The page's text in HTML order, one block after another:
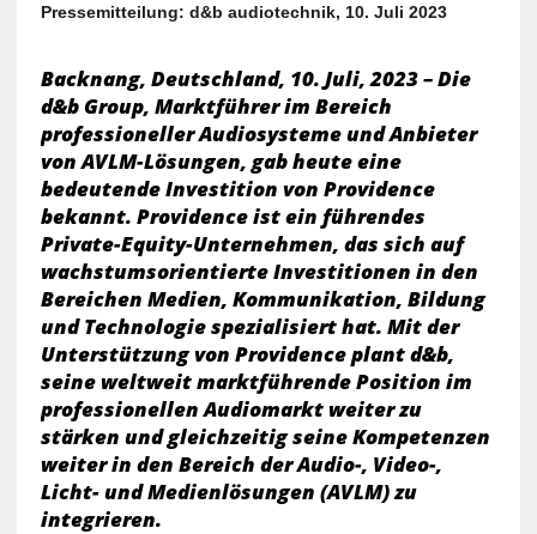
Pressemitteilung: d&b audiotechnik, 10. Juli 2023
Backnang, Deutschland, 10. Juli, 2023 – Die
d&b Group, Marktführer im Bereich
professioneller Audiosysteme und Anbieter
von AVLM-Lösungen, gab heute eine
bedeutende Investition von Providence
bekannt. Providence ist ein führendes
Private-Equity-Unternehmen, das sich auf
wachstumsorientierte Investitionen in den
Bereichen Medien, Kommunikation, Bildung
und Technologie spezialisiert hat. Mit der
Unterstützung von Providence plant d&b,
seine weltweit marktführende Position im
professionellen Audiomarkt weiter zu
stärken und gleichzeitig seine Kompetenzen
weiter in den Bereich der Audio-, Video-,
Licht- und Medienlösungen (AVLM) zu
integrieren.